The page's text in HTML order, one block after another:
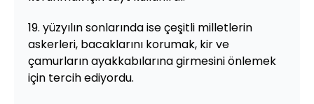
19. yüzyılın sonlarında ise çeşitli milletlerin
askerleri, bacaklarını korumak, kir ve
çamurların ayakkabılarına girmesini önlemek
için tercih ediyordu.